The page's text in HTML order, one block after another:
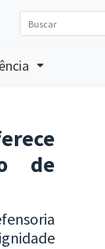
de